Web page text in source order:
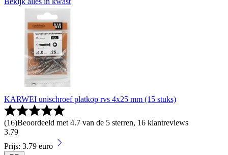
KARWEI unischroef platkop rvs 4x25 mm (15 stuks)
(16)Beoordeeld met 4.7 van de 5 sterren, 16 klantreviews
3.79
Prijs: 3.79 euro